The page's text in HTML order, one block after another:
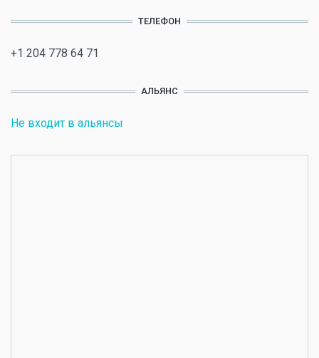
ТЕЛЕФОН
+1 204 778 64 71
АЛЬЯНС
Не входит в альянсы